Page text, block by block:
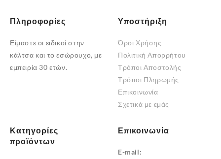
Πληροφορίες
Είμαστε οι ειδικοί στην
κάλτσα και το εσώρουχο, με
εμπειρία 30 ετών.
Υποστήριξη
Όροι Χρήσης
Πολιτική Απορρήτου
Τρόποι Αποστολής
Τρόποι Πληρωμής
Επικοινωνία
Σχετικά με εμάς
Κατηγορίες
προϊόντων
Επικοινωνία
E-mail: